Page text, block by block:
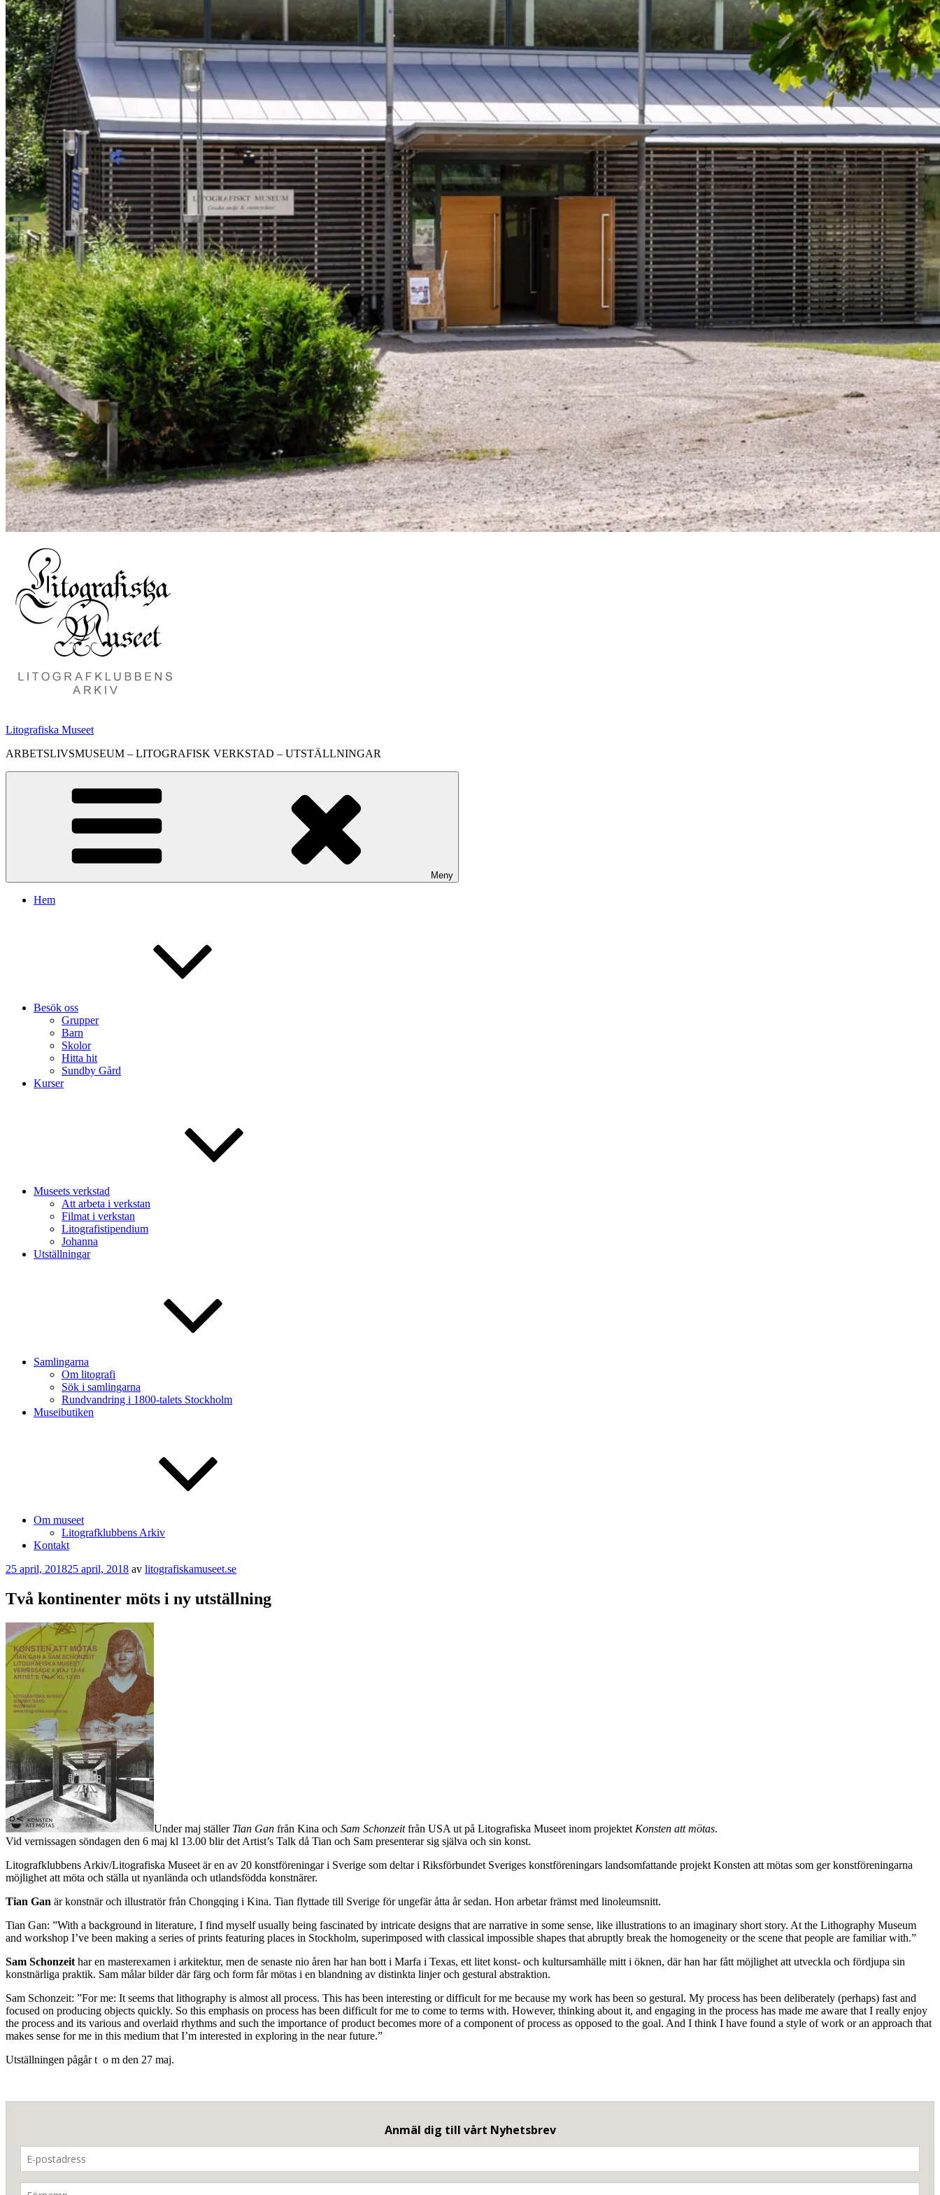
Litografiska Museet
ARBETSLIVSMUSEUM – LITOGRAFISK VERKSTAD – UTSTÄLLNINGAR
Meny
Hem
Besök oss
Grupper
Barn
Skolor
Hitta hit
Sundby Gård
Kurser
Museets verkstad
Att arbeta i verkstan
Filmat i verkstan
Litografistipendium
Johanna
Utställningar
Samlingarna
Om litografi
Sök i samlingarna
Rundvandring i 1800-talets Stockholm
Museibutiken
Om museet
Litografklubbens Arkiv
Kontakt
Publicerat
25 april, 201825 april, 2018 av litografiskamuseet.se
Två kontinenter möts i ny utställning
Under maj ställer Tian Gan från Kina och Sam Schonzeitfrån USA ut på Litografiska Museet inom projektet Konsten att mötas.
Vid vernissagen söndagen den 6 maj kl 13.00 blir det Artist’s Talk då Tian och Sam presenterar sig själva och sin konst.
Litografklubbens Arkiv/Litografiska Museet är en av 20 konstföreningar i Sverige som deltar i Riksförbundet Sveriges konstföreningars landsomfattande projekt Konsten att mötas som ger konstföreningarna
möjlighet att möta och ställa ut nyanlända och utlandsfödda konstnärer.
Tian Gan är konstnär och illustratör från Chongqing i Kina. Tian flyttade till Sverige för ungefär åtta år sedan. Hon arbetar främst med linoleumsnitt.
Tian Gan: ”With a background in literature, I find myself usually being fascinated by intricate designs that are narrative in some sense, like illustrations to an imaginary short story. At the Lithography Museum
and workshop I’ve been making a series of prints featuring places in Stockholm, superimposed with classical impossible shapes that abruptly break the homogeneity or the scene that people are familiar with.”
Sam Schonzeit har en masterexamen i arkitektur, men de senaste nio åren har han bott i Marfa i Texas, ett litet konst- och kultursamhälle mitt i öknen, där han har fått möjlighet att utveckla och fördjupa sin
konstnärliga praktik. Sam målar bilder där färg och form får mötas i en blandning av distinkta linjer och gestural abstraktion.
Sam Schonzeit: ”For me: It seems that lithography is almost all process. This has been interesting or difficult for me because my work has been so gestural. My process has been deliberately (perhaps) fast and
focused on producing objects quickly. So this emphasis on process has been difficult for me to come to terms with. However, thinking about it, and engaging in the process has made me aware that I really enjoy
the process and its various and overlaid rhythms and such the importance of product becomes more of a component of process as opposed to the goal. And I think I have found a style of work or an approach that
makes sense for me in this medium that I’m interested in exploring in the near future.”
Utställningen pågår t o m den 27 maj.